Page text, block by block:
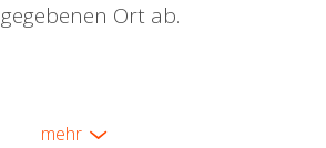
Ort ab.
mehr